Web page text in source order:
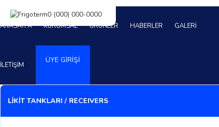
ANASAYFA KURUMSAL ÜRÜNLER HABERLER GALERİ
İLETİŞİM
ÜYE GİRİŞİ
LİKİT TANKLARI / RECEIVERS